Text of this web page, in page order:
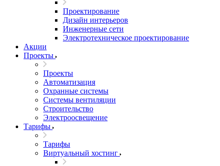
Проектирование
Дизайн интерьеров
Инженерные сети
Электротехническое проектирование
Акции
Проекты
Проекты
Автоматизация
Охранные системы
Системы вентиляции
Строительство
Электроосвещение
Тарифы
Тарифы
Виртуальный хостинг